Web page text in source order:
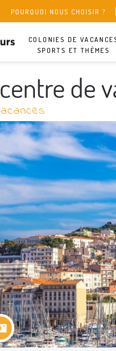
POURQUOI NOUS CHOISIR ?
COLONIES DE
SPORTS ET THÈMES
de